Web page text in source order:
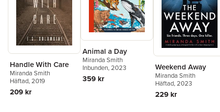
Handle With Care
Miranda Smith
Häftad, 2019
209 kr
Animal a Day
Miranda Smith
Inbunden, 2023
359 kr
Weekend Away
Miranda Smith
Häftad, 2023
229 kr